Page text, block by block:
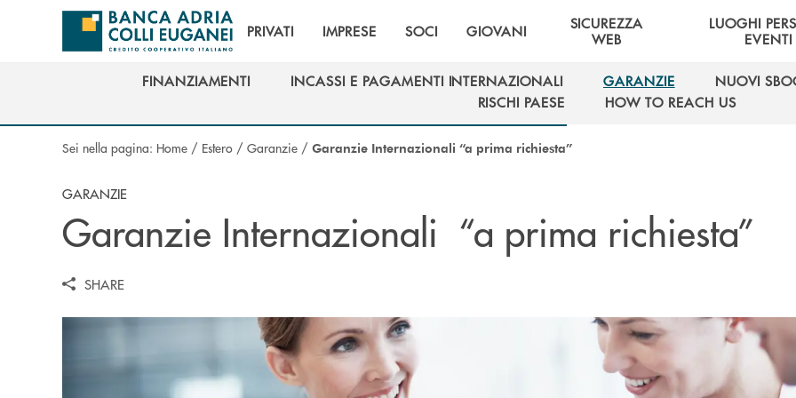
Salta al contenuto principale
PRIVATI IMPRESE SOCI GIOVANI
SICUREZZA
WEB
LUOGHI
EVENTI
FINANZIAMENTI
INCASSI E PAGAMENTI INTERNAZIONALI
INCASSI E PAGAMENTI INTERNAZIONALI
GARANZIE
GARANZIE
NUOVI
NUOVI
RISCHI PAESE
RISCHI PAESE
HOW TO REACH US
Sei nella pagina: Home / Estero / Garanzie / Garanzie Internazionali “a prima richiesta”
GARANZIE
Garanzie Internazionali “a prima richiesta”
SHARE